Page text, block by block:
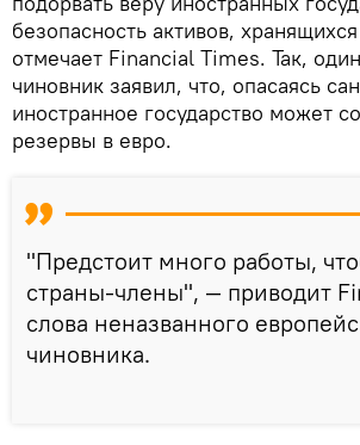
безопасность активов,
отмечает Financial Times. Так,
чиновник заявил, что, опасаясь
иностранное государство может
резервы в евро.
"Предстоит много работы,
страны-члены", — приводит
слова неназванного
чиновника.